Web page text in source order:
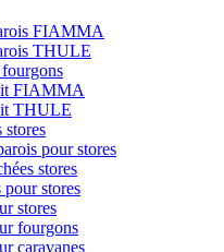
FIAMMA
THULE
FIAMMA
THULE
stores
pour stores
stores
pour stores
stores
fourgons
caravanes